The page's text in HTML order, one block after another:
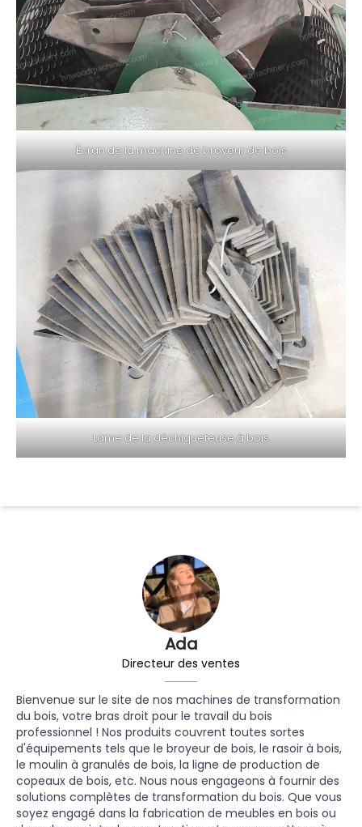
Ada
Directeur des ventes
Bienvenue sur le site de nos machines de transformation
du bois, votre bras droit pour le travail du bois
professionnel ! Nos produits couvrent toutes sortes
d'équipements tels que le broyeur de bois, le rasoir à bois,
le moulin à granulés de bois, la ligne de production de
copeaux de bois, etc. Nous nous engageons à fournir des
solutions complètes de transformation du bois. Que vous
soyez engagé dans la fabrication de meubles en bois ou
Écran de la machine de broyeur de bois
Lame de la déchiqueteuse à bois